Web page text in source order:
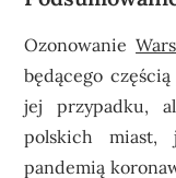
Ozonowanie
będącego
jej przypadku,
polskich miast,
pandemią